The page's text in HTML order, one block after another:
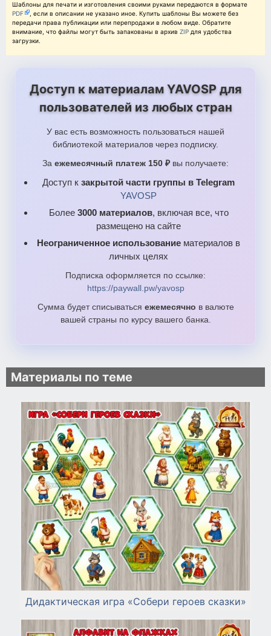
Шаблоны для печати и изготовления своими руками передаются в формате
PDF
, если в описании не указано иное. Купить шаблоны Вы можете без
передачи права публикации или перепродажи в любом виде. Обратите
внимание, что файлы могут быть запакованы в архив ZIP для удобства
загрузки.
Доступ к материалам YAVOSP для
пользователей из любых стран
У вас есть возможность пользоваться нашей
библиотекой материалов через подписку.
За ежемесячный платеж 150 ₽ вы получаете:
Доступ к закрытой части группы в Telegram
YAVOSP
Более 3000 материалов, включая все, что
размещено на сайте
Неограниченное использование материалов в
личных целях
Подписка оформляется по ссылке:
https://paywall.pw/yavosp
Сумма будет списываться ежемесячно в валюте
вашей страны по курсу вашего банка.
Материалы по теме
Дидактическая игра «Собери героев сказки»